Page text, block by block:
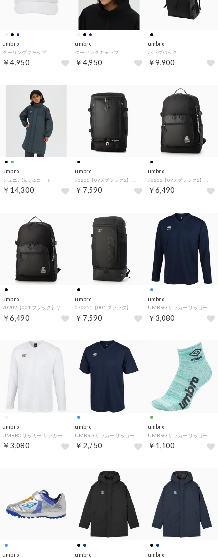
umbro
クーリングキャップ
￥4,950
umbro
クーリングキャップ
￥4,950
umbro
バッグパック
￥9,900
umbro
ジュニア洗えるコート
￥14,300
umbro
￥7,590
umbro
￥6,490
umbro
￥6,490
umbro
￥7,590
umbro
￥3,080
umbro
￥3,080
umbro
￥2,750
umbro
￥1,100
umbro umbro umbro